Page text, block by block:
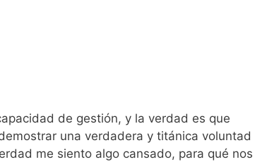
de gestión, y la verdad es que
una verdadera y titánica voluntad
me siento algo cansado, para qué nos